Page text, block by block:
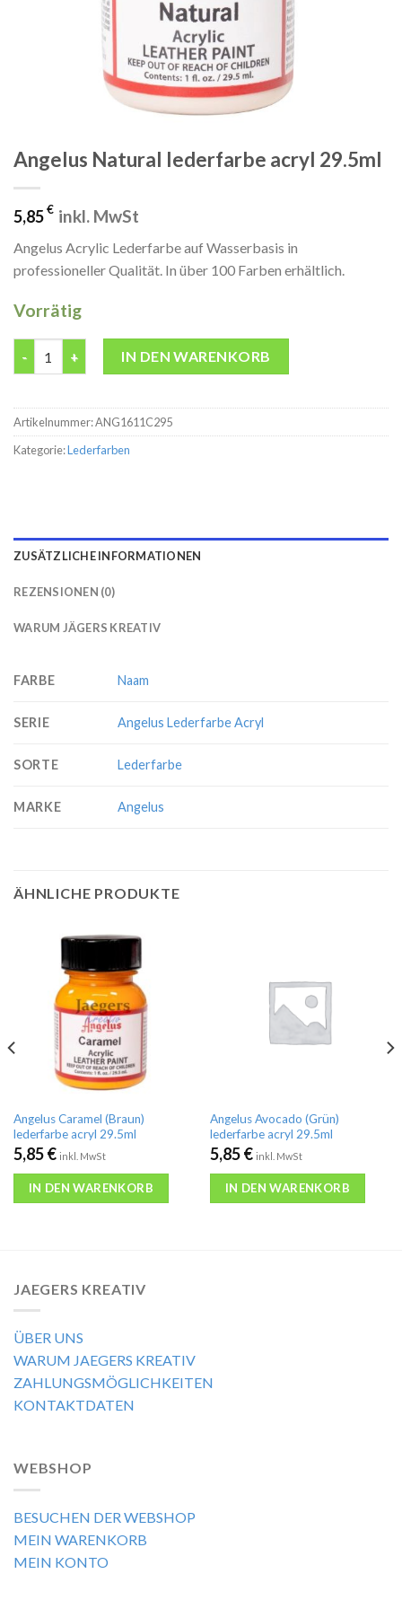
Angelus Natural lederfarbe acryl 29.5ml
5,85€ inkl. MwSt
Angelus Acrylic Lederfarbe auf Wasserbasis in
professioneller Qualität. In über 100 Farben erhältlich.
Vorrätig
IN DEN WARENKORB
Artikelnummer:ANG1611C295
Kategorie:Lederfarben
ZUSÄTZLICHE INFORMATIONEN
REZENSIONEN (0)
WARUM JÄGERS KREATIV
FARBE Naam
SERIE Angelus Lederfarbe Acryl
SORTE Lederfarbe
MARKE Angelus
ÄHNLICHE PRODUKTE
Angelus Caramel (Braun)
lederfarbe acryl 29.5ml
5,85€ inkl. MwSt
IN DEN WARENKORB
Angelus Avocado (Grün)
lederfarbe acryl 29.5ml
5,85€ inkl. MwSt
IN DEN WARENKORB
JAEGERS KREATIV
ÜBER UNS
WARUM JAEGERS KREATIV
ZAHLUNGSMÖGLICHKEITEN
KONTAKTDATEN
WEBSHOP
BESUCHEN DER WEBSHOP
MEIN WARENKORB
MEIN KONTO